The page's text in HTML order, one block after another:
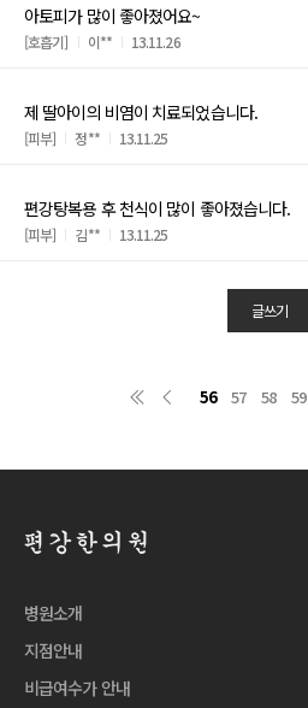
아토피가 많이 좋아졌어요~
[호흡기] 이** 13.11.26
제 딸아이의 비염이 치료되었습니다.
[피부] 정** 13.11.25
편강탕복용 후 천식이 많이 좋아졌습니다.
[피부] 김** 13.11.25
글쓰기
56 57 58 59
병원소개
지점안내
비급여수가 안내